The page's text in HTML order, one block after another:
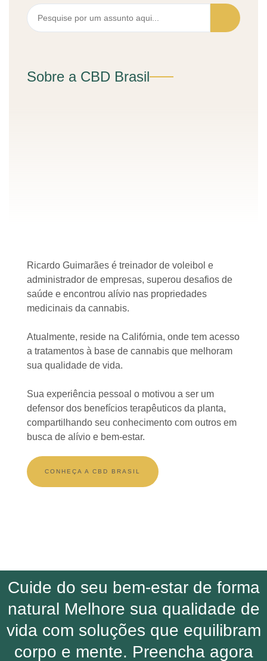
Sobre a CBD Brasil
Ricardo Guimarães é treinador de voleibol e
administrador de empresas, superou desafios de
saúde e encontrou alívio nas propriedades
medicinais da cannabis.
Atualmente, reside na Califórnia, onde tem acesso
a tratamentos à base de cannabis que melhoram
sua qualidade de vida.
Sua experiência pessoal o motivou a ser um
defensor dos benefícios terapêuticos da planta,
compartilhando seu conhecimento com outros em
busca de alívio e bem-estar.
CONHEÇA A CBD BRASIL
Cuide do seu bem-estar de forma
natural Melhore sua qualidade de
vida com soluções que equilibram
corpo e mente. Preencha agora